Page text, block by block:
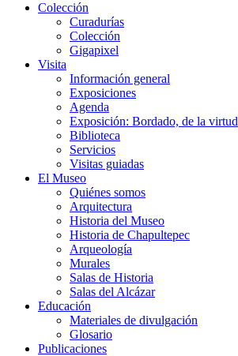
Colección
Curadurías
Colección
Gigapixel
Visita
Información general
Exposiciones
Agenda
Exposición: Bordado, de la virtud
Biblioteca
Servicios
Visitas guiadas
El Museo
Quiénes somos
Arquitectura
Historia del Museo
Historia de Chapultepec
Arqueología
Murales
Salas de Historia
Salas del Alcázar
Educación
Materiales de divulgación
Glosario
Publicaciones